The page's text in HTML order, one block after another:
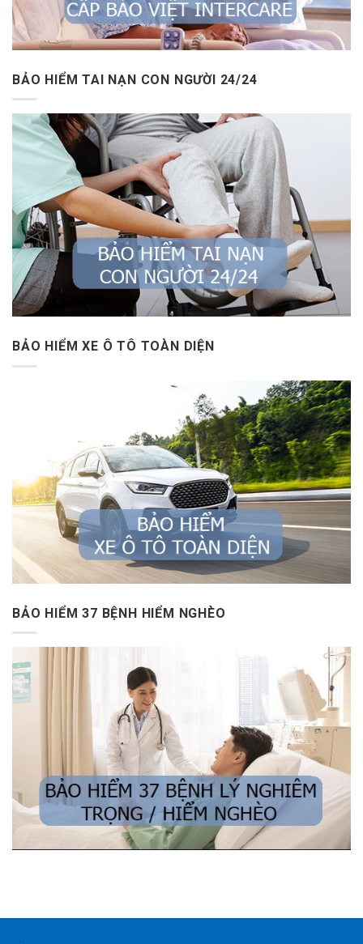
BẢO HIỂM TAI NẠN CON NGƯỜI 24/24
BẢO HIỂM XE Ô TÔ TOÀN DIỆN
BẢO HIỂM 37 BỆNH HIỂM NGHÈO